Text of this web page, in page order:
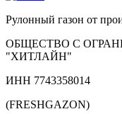
Рулонный газон от
ОБЩЕСТВО С
"ХИТЛАЙН"
ИНН 7743358014
(FRESHGAZON)